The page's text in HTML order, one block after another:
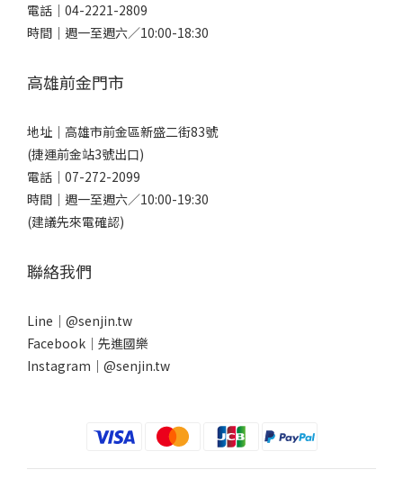
電話｜ 04-2221-2809
時間｜週一至週六／10:00-18:30
高雄前金門市
地址｜ 高雄市前金區新盛二街83號
(捷運前金站3號出口)
電話｜ 07-272-2099
時間｜週一至週六／10:00-19:30
(建議先來電確認)
聯絡我們
Line｜ @senjin.tw
Facebook｜ 先進國樂
Instagram｜ @senjin.tw